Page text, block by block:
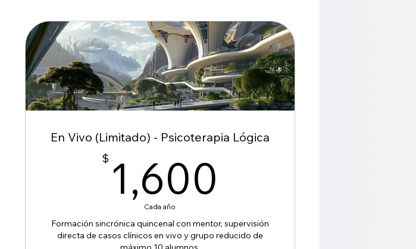
En Vivo (Limitado) - Psicoterapia Lógica
$ 1,600
Cada año
Formación sincrónica quincenal con mentor, supervisión
directa de casos clínicos en vivo y grupo reducido de